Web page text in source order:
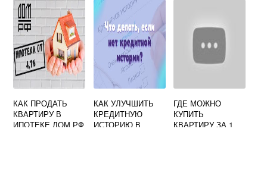
ИСПОЛЬЗУЕТСЯ
ПРИ
ПОСТРОЕНИИ
КОЭФФИЦИЕНТА
КАПИТАЛИЗАЦИИ
КАК ПРОДАТЬ
КВАРТИРУ В
ИПОТЕКЕ ДОМ РФ
КАК УЛУЧШИТЬ
КРЕДИТНУЮ
ИСТОРИЮ В
ГДЕ МОЖНО
КУПИТЬ
КВАРТИРУ ЗА 1